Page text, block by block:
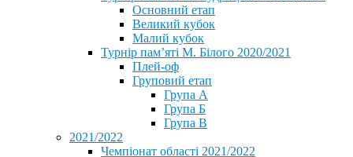
Основний етап
Великий кубок
Малий кубок
Турнір пам’яті М. Білого 2020/2021
Плей-оф
Груповий етап
Група А
Група Б
Група В
2021/2022
Чемпіонат області 2021/2022